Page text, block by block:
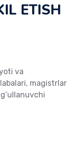
ETISH
vа
mаgistrlаr